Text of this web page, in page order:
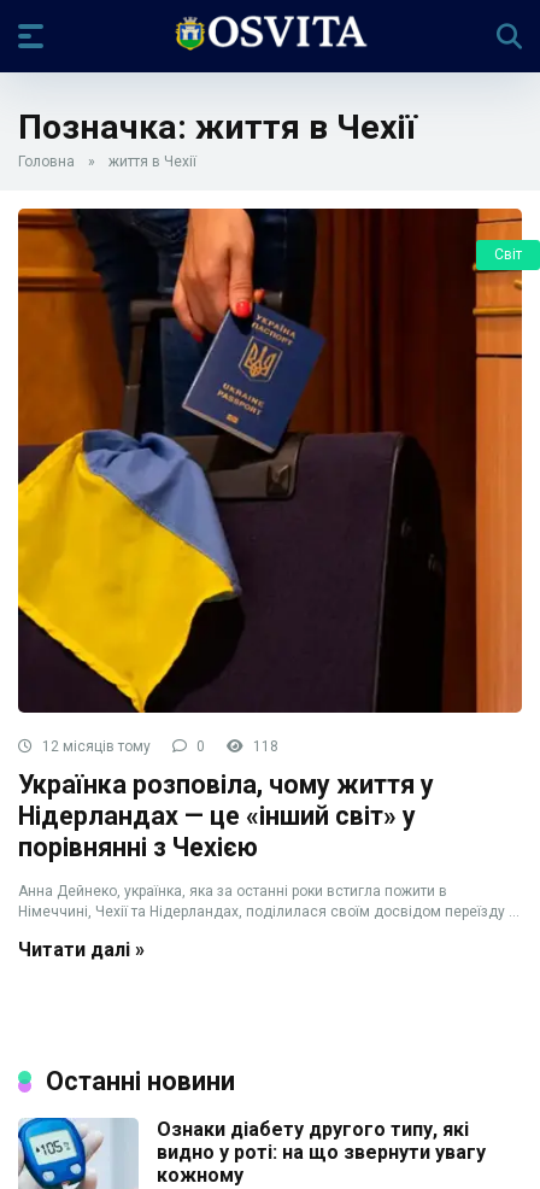
Позначка: життя в Чехії
Головна » життя в Чехії
Світ
12 місяців тому 0 118
Українка розповіла, чому життя у
Нідерландах — це «інший світ» у
порівнянні з Чехією
Анна Дейнеко, українка, яка за останні роки встигла пожити в
Німеччині, Чехії та Нідерландах, поділилася своїм досвідом переїзду ...
Читати далі »
Останні новини
Ознаки діабету другого типу, які
видно у роті: на що звернути увагу
кожному